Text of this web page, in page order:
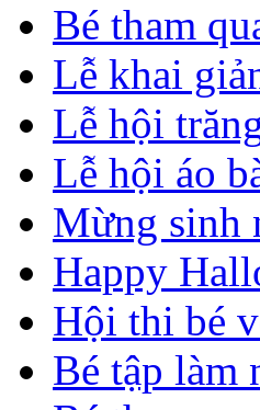
Bé tham
Lễ khai
Lễ hội
Lễ hội áo
Mừng sinh
Happy
Hội thi bé
Bé tập làm